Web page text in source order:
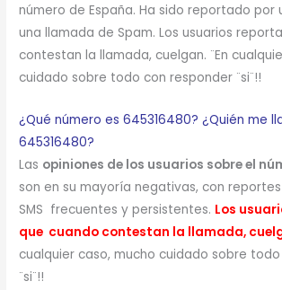
número de España. Ha sido reportado por
una llamada de Spam. Los usuarios
contestan la llamada, cuelgan. ¨En
cuidado sobre todo con responder ¨si¨!!
¿Qué número es 645316480? ¿Quién me
645316480?
Las opiniones de los usuarios sobre el
son en su mayoría negativas, con
SMS frecuentes y persistentes. Los
que cuando contestan la llamada,
cualquier caso, mucho cuidado sobre
¨si¨!!